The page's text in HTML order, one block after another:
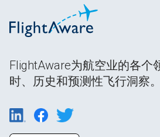
FlightAware为航空业的各个
时、历史和预测性飞行洞察。